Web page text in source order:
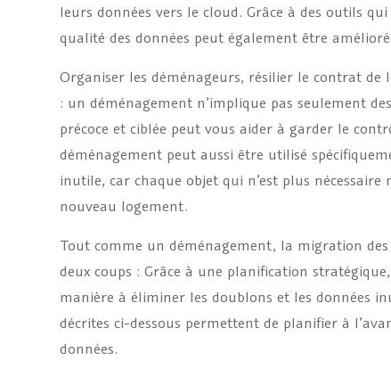
leurs données vers le cloud. Grâce à des outils
qualité des données peut également être
Organiser les déménageurs, résilier le contrat
: un déménagement n’implique pas seulement
précoce et ciblée peut vous aider à garder le
déménagement peut aussi être utilisé
inutile, car chaque objet qui n’est plus
nouveau logement.
Tout comme un déménagement, la migration
deux coups : Grâce à une planification
manière à éliminer les doublons et les données
décrites ci-dessous permettent de planifier à
données.